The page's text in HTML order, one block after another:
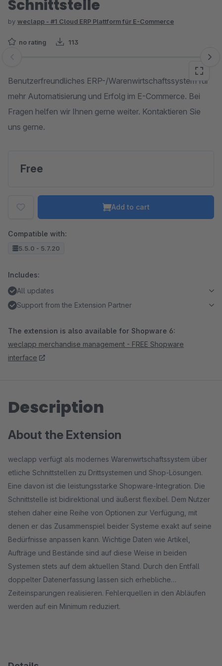
Schnittstelle
by weclapp - #1 Cloud ERP Plattform für E-Commerce
no rating 113
Skip image gallery
Benutzerfreundliches ERP-/Warenwirtschaftssystem für
mehr Automatisierung und Erfolg im E-Commerce. Bei
Fragen helfen wir Ihnen gerne weiter. Kontaktieren Sie
uns gerne.
Free
Add to cart
Compatible with:
5.5.0 - 5.7.20
Includes:
All updates
Support from the Extension Partner
The extension is also available for Shopware 6:
weclapp merchandise management - FREE Shopware
interface
Description
About the Extension
weclapp verfügt als modernes Warenwirtschaftssystem über
etliche Schnittstellen zu Drittsystemen und Shop-Lösungen.
Eine davon ist die leistungsstarke Shopware-Integration. Die
Schnittstelle ist bidirektional und äußerst flexibel. Dem Nutzer
stehen daher eine Reihe von Optionen zur Verfügung, mit
denen er das Zusammenspiel beider Systeme exakt auf seine
Bedürfnisse anpassen kann. Wichtige Daten wie Artikel,
Aufträge und Bestände sind auf diese Weise in beiden
Systemen stets auf dem aktuellen Stand. Durch den Entfall
doppelter Datenerfassung lassen sich erhebliche
Zeiteinsparungen realisieren. Fehlerquellen in den Abläufen
werden auf ein Minimum reduziert.